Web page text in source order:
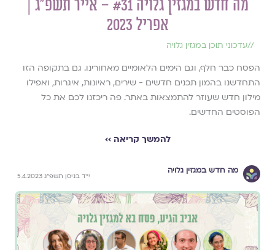
מה חדש במגזין גלויה #31 – אייר תשפ״ג |
אפריל 2023
//עדכוני תוכן במגזין גלויה
הפסח כבר חלף, וגם הימים הלאומיים מאחורינו. גם בתקופה הזו
התחדשנו בהמון תכנים חדשים - שירים, ראיונות, איגרות, ואפילו
מילון חדש שעוזר להתמצאות באתר. פה ריכזנו לכם את כל
הפוסטים החדשים.
להמשך קריאה ››
מה חדש במגזין גלויה
י״ד בניסן תשפ״ג 5.4.2023